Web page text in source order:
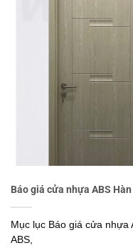
Báo giá cửa nhựa ABS
Mục lục Báo giá cửa
ABS,